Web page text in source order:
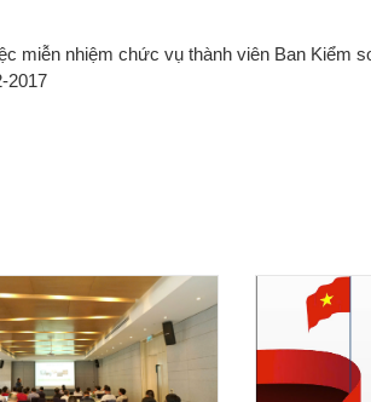
miễn nhiệm chức vụ thành viên Ban Kiểm
2017